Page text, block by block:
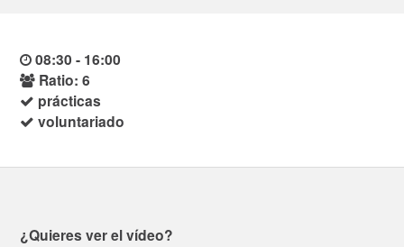
08:30 - 16:00
Ratio: 6
prácticas
voluntariado
¿Quieres ver el vídeo?